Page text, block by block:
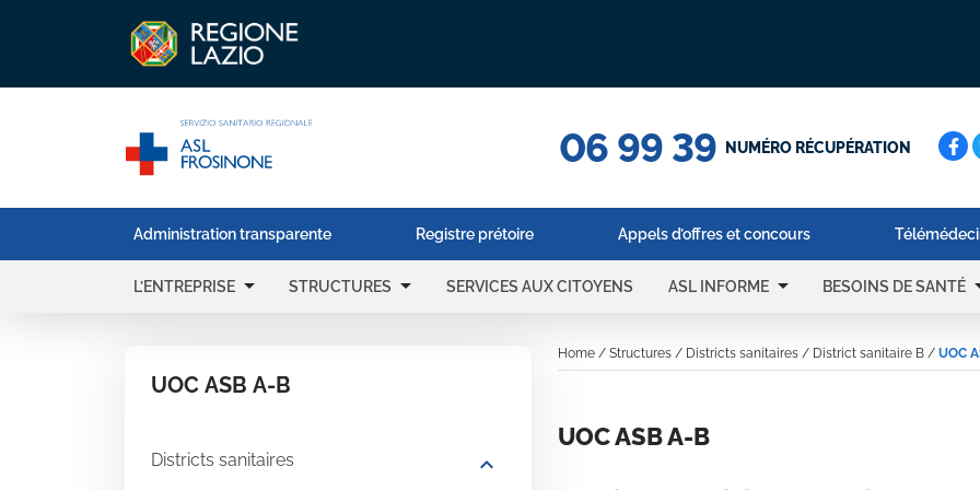
06 99 39 NUMÉRO RÉCUPÉRATION
Administration transparente Registre prétoire Appels d’offres et concours
L’ENTREPRISE arrow_drop_down STRUCTURES arrow_drop_down SERVICES AUX CITOYENS ASL INFORME arrow_drop_down BESOINS DE SANTÉ
UOC ASB A-B
Districts sanitaires expand_more
Home / Structures / Districts sanitaires / District sanitaire B / UOC
UOC ASB A-B